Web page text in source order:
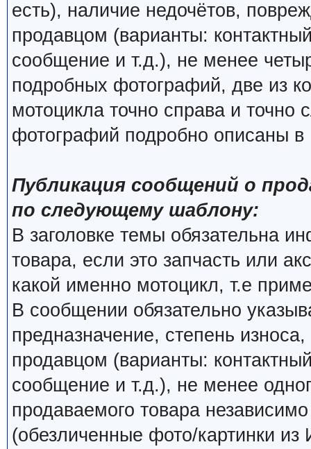
есть), наличие недочётов,
продавцом (варианты:
сообщение и т.д.), не менее
подробных фотографий, две из
мотоцикла точно справа и
фотографий подробно описаны
Публикация сообщений о
по следующему шаблону:
В заголовке темы обязательна
товара, если это запчасть или
какой именно мотоцикл, т.е
В сообщении обязательно
предназначение, степень
продавцом (варианты:
сообщение и т.д.), не менее
продаваемого товара
(обезличенные фото/картинки из